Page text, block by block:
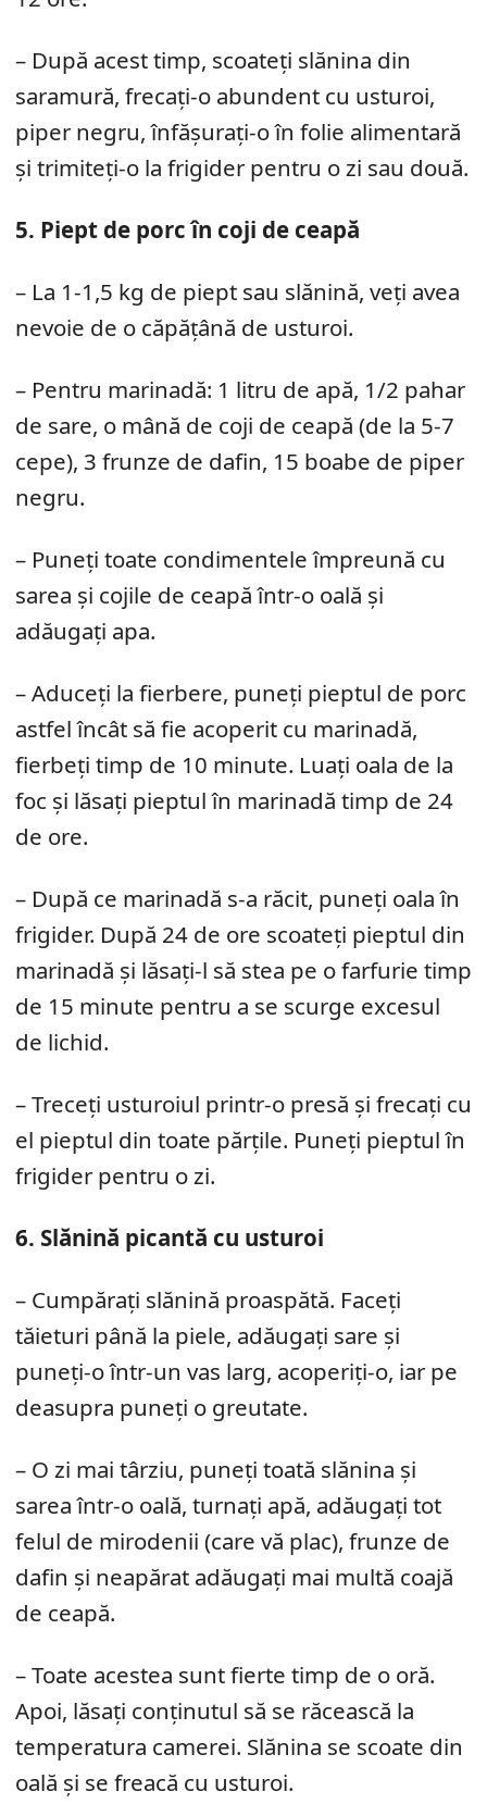
– După acest timp, scoateți slănina din
saramură, frecați-o abundent cu usturoi,
piper negru, înfășurați-o în folie alimentară
și trimiteți-o la frigider pentru o zi sau două.
5. Piept de porc în coji de ceapă
– La 1-1,5 kg de piept sau slănină, veți avea
nevoie de o căpățână de usturoi.
– Pentru marinadă: 1 litru de apă, 1/2 pahar
de sare, o mână de coji de ceapă (de la 5-7
cepe), 3 frunze de dafin, 15 boabe de piper
negru.
– Puneți toate condimentele împreună cu
sarea și cojile de ceapă într-o oală și
adăugați apa.
– Aduceți la fierbere, puneți pieptul de porc
astfel încât să fie acoperit cu marinadă,
fierbeți timp de 10 minute. Luați oala de la
foc și lăsați pieptul în marinadă timp de 24
de ore.
– După ce marinadă s-a răcit, puneți oala în
frigider. După 24 de ore scoateți pieptul din
marinadă și lăsați-l să stea pe o farfurie timp
de 15 minute pentru a se scurge excesul
de lichid.
– Treceți usturoiul printr-o presă și frecați cu
el pieptul din toate părțile. Puneți pieptul în
frigider pentru o zi.
6. Slănină picantă cu usturoi
– Cumpărați slănină proaspătă. Faceți
tăieturi până la piele, adăugați sare și
puneți-o într-un vas larg, acoperiți-o, iar pe
deasupra puneți o greutate.
– O zi mai târziu, puneți toată slănina și
sarea într-o oală, turnați apă, adăugați tot
felul de mirodenii (care vă plac), frunze de
dafin și neapărat adăugați mai multă coajă
de ceapă.
– Toate acestea sunt fierte timp de o oră.
Apoi, lăsați conținutul să se răcească la
temperatura camerei. Slănina se scoate din
oală și se freacă cu usturoi.